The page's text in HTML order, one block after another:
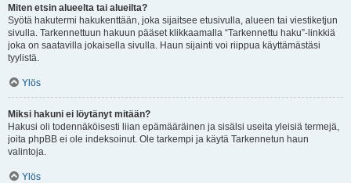
Miten etsin alueelta tai alueilta?
Syötä hakutermi hakukenttään, joka sijaitsee etusivulla, alueen tai viestiketjun
sivulla. Tarkennettuun hakuun pääset klikkaamalla “Tarkennettu haku”-linkkiä
joka on saatavilla jokaisella sivulla. Haun sijainti voi riippua käyttämästäsi
tyylistä.
Ylös
Miksi hakuni ei löytänyt mitään?
Hakusi oli todennäköisesti liian epämääräinen ja sisälsi useita yleisiä termejä,
joita phpBB ei ole indeksoinut. Ole tarkempi ja käytä Tarkennetun haun
valintoja.
Ylös